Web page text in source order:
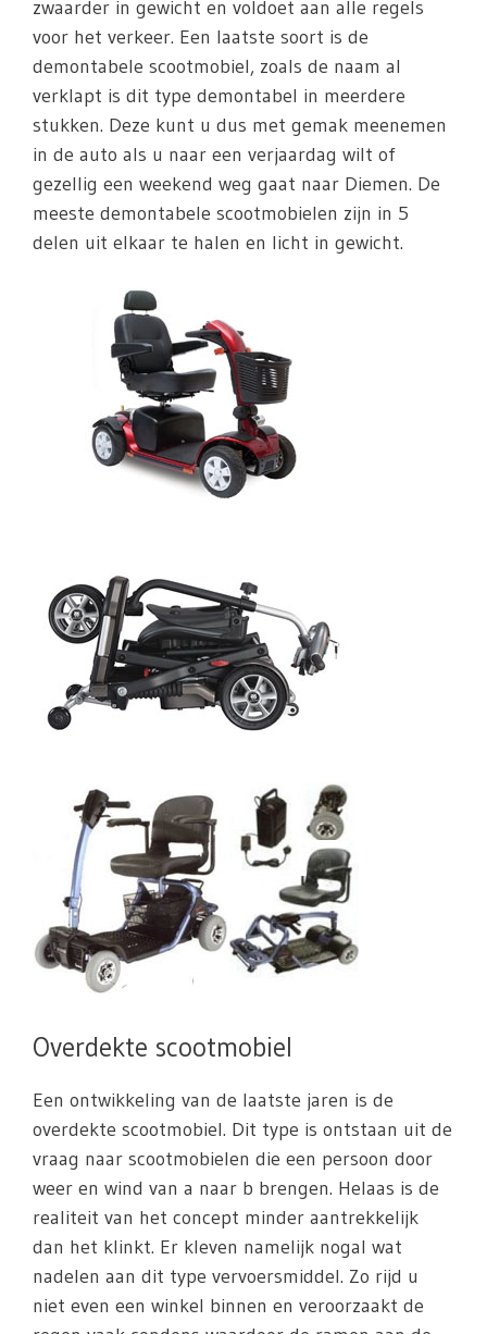
zwaarder in gewicht en voldoet aan alle regels
voor het verkeer. Een laatste soort is de
demontabele scootmobiel, zoals de naam al
verklapt is dit type demontabel in meerdere
stukken. Deze kunt u dus met gemak meenemen
in de auto als u naar een verjaardag wilt of
gezellig een weekend weg gaat naar Diemen. De
meeste demontabele scootmobielen zijn in 5
delen uit elkaar te halen en licht in gewicht.
Overdekte scootmobiel
Een ontwikkeling van de laatste jaren is de
overdekte scootmobiel. Dit type is ontstaan uit de
vraag naar scootmobielen die een persoon door
weer en wind van a naar b brengen. Helaas is de
realiteit van het concept minder aantrekkelijk
dan het klinkt. Er kleven namelijk nogal wat
nadelen aan dit type vervoersmiddel. Zo rijd u
niet even een winkel binnen en veroorzaakt de